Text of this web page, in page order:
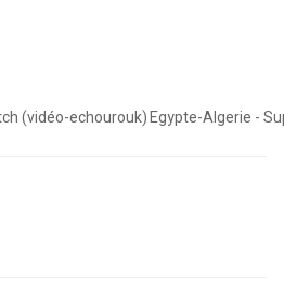
(vidéo-echourouk)Egypte-Algerie -